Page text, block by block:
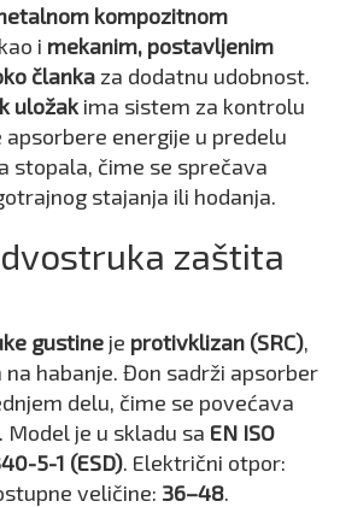
kompozitnom
i mekanim, postavljenim
članka za dodatnu udobnost.
uložak ima sistem za kontrolu
energije u predelu
stopala, čime se sprečava
stajanja ili hodanja.
zaštita
gustine je protivklizan (SRC),
habanje. Đon sadrži apsorber
delu, čime se povećava
je u skladu sa EN ISO
5-1 (ESD). Električni otpor:
veličine: 36–48.